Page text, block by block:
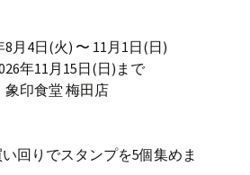
月4日(火) 〜 11月1日(日)
年11月15日(日)まで
象印食堂 梅田店
回りでスタンプを5個集めま